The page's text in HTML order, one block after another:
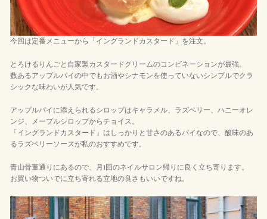
今回は定番メニューから「イングランドカスタード」を注文。
とろけるりんごと自家製カスタードクリームのコンビネーションが最強。
数あるアップルパイの中でもお酒やシナモンを使っていないシンプルでクラ
シックな味わいが人気です。
アップルパイに添えられるシロップはキャラメル、ラズベリー、ハニーオレ
ンジ、メープルシロップからチョイス。
「イングランドカスタード」はしっかりと甘さのあるパイなので、酸味のあ
るラズベリーソースが私のおすすめです。
青山骨董通りにあるので、月1回のネイルサロン帰りに良く立ち寄ります。
お買い物ついでに立ち寄れる立地の良さもいいですね。